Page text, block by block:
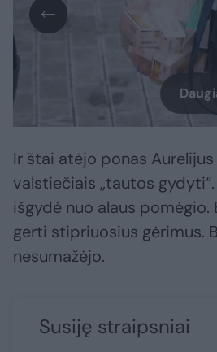
Ir štai atėjo ponas Aurelijus
valstiečiais „tautos
išgydė nuo alaus
gerti stipriuosius gėrimus.
nesumažėjo.
Susiję straipsniai